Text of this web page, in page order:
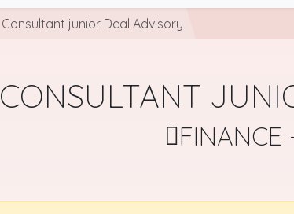
Consultant junior Deal Advisory
CONSULTANT
FINANCE